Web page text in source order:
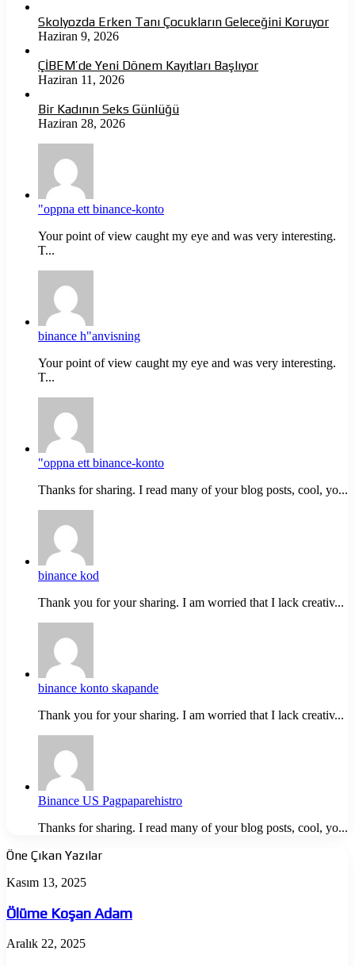
Skolyozda Erken Tanı Çocukların Geleceğini Koruyor
Haziran 9, 2026
ÇİBEM’de Yeni Dönem Kayıtları Başlıyor
Haziran 11, 2026
Bir Kadının Seks Günlüğü
Haziran 28, 2026
"oppna ett binance-konto
Your point of view caught my eye and was very interesting.
T...
binance h"anvisning
Your point of view caught my eye and was very interesting.
T...
"oppna ett binance-konto
Thanks for sharing. I read many of your blog posts, cool, yo...
binance kod
Thank you for your sharing. I am worried that I lack creativ...
binance konto skapande
Thank you for your sharing. I am worried that I lack creativ...
Binance US Pagpaparehistro
Thanks for sharing. I read many of your blog posts, cool, yo...
Öne Çıkan Yazılar
Ölüme
Adam
Kasım 13, 2025
Ölüme Koşan Adam
The
Aralık 22, 2025